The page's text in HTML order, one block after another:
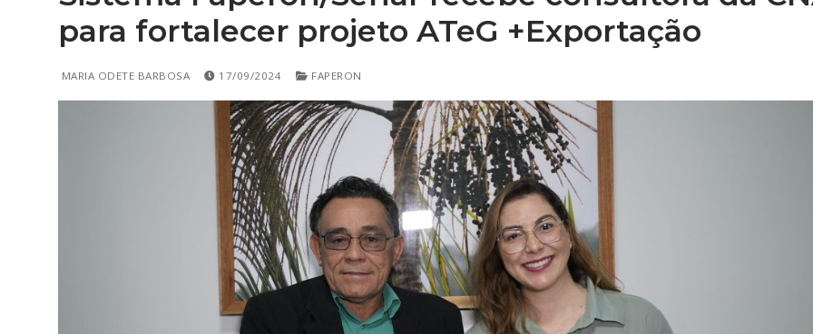
FAPERON
SENAR
SINDICATOS
IPAGRO
SISTEMAS
Chamados TI
Extranet
para fortalecer projeto ATeG +Exportação
MARIA ODETE BARBOSA 17/09/2024 FAPERON